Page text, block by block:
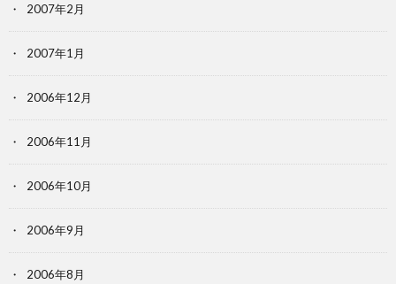
2007年2月
2007年1月
2006年12月
2006年11月
2006年10月
2006年9月
2006年8月